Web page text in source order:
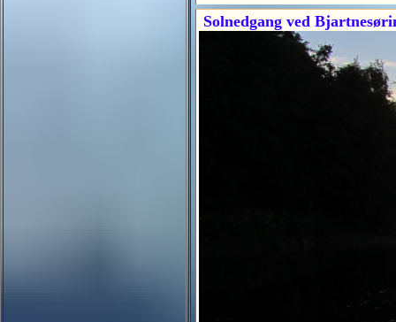
Solnedgang ved